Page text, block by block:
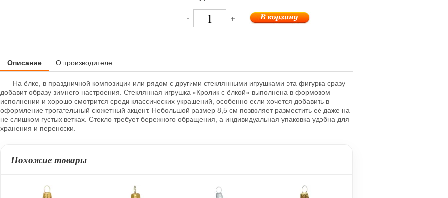
- +
Описание О производителе
На ёлке, в праздничной композиции или рядом с другими стеклянными игрушками эта фигурка сразу
добавит образу зимнего настроения. Стеклянная игрушка «Кролик с ёлкой» выполнена в формовом
исполнении и хорошо смотрится среди классических украшений, особенно если хочется добавить в
оформление трогательный сюжетный акцент. Небольшой размер 8,5 см позволяет разместить её даже на
не слишком густых ветках. Стекло требует бережного обращения, а индивидуальная упаковка удобна для
хранения и переноски.
Похожие товары